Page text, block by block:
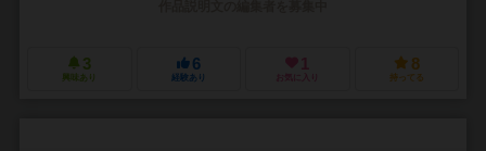
3
興味あり
6
経験あり
1
お気に入り
8
持ってる